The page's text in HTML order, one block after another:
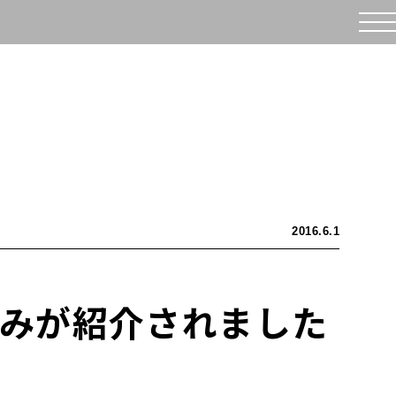
2016.6.1
が紹介されました